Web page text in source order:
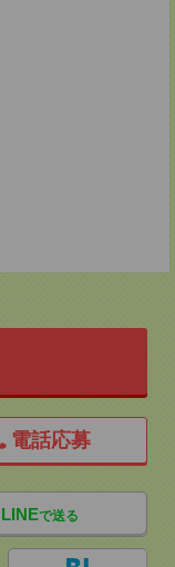
電話応募
LINEで送る